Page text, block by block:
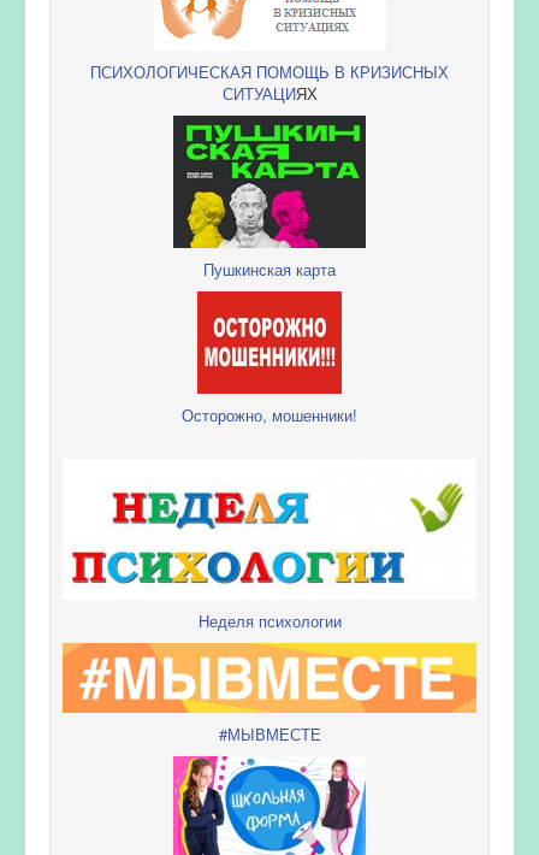
ПСИХОЛОГИЧЕСКАЯ ПОМОЩЬ В КРИЗИСНЫХ
СИТУАЦИЯХ
Пушкинская карта
Осторожно, мошенники!
Неделя психологии
#МЫВМЕСТЕ